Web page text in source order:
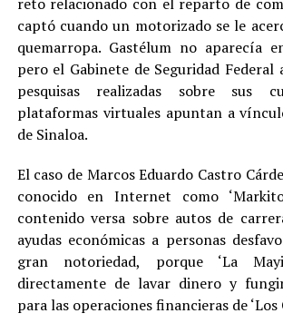
captó cuando un motorizado se le
quemarropa. Gastélum no aparecía
pero el Gabinete de Seguridad Federal
pesquisas realizadas sobre sus
plataformas virtuales apuntan a
de Sinaloa.
El caso de Marcos Eduardo Castro
conocido en Internet como
contenido versa sobre autos de
ayudas económicas a personas
gran notoriedad, porque ‘La
directamente de lavar dinero y
para las operaciones financieras de ‘Los